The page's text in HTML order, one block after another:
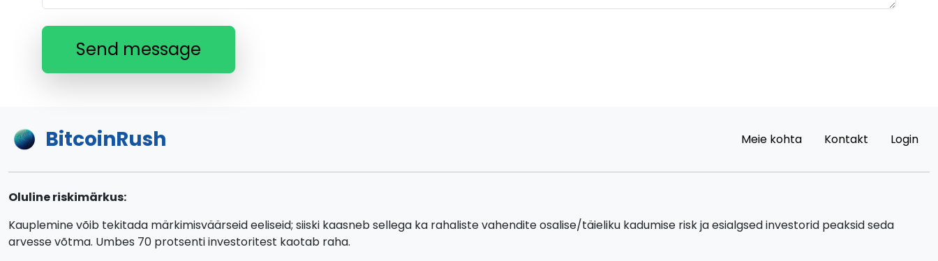
Send message
BitcoinRush Meie kohta Kontakt Login
Oluline riskimärkus:
Kauplemine võib tekitada märkimisväärseid eeliseid; siiski kaasneb sellega ka rahaliste vahendite osalise/täieliku kadumise risk ja esialgsed investorid peaksid seda
arvesse võtma. Umbes 70 protsenti investoritest kaotab raha.